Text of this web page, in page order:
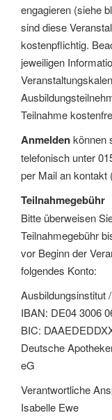
engagieren (siehe
sind diese
kostenpflichtig.
jeweiligen
Teilnahme
Anmeldenkönnen
telefonisch unter
per Mail an kontakt
Teilnahmegebühr
Bitte überweisen
Teilnahmegebühr
vor Beginn der
folgendes Konto:
Ausbildungsinstitut
IBAN: DE04 3006
BIC:
Deutsche
eG
Verantwortliche
Isabelle Ewe